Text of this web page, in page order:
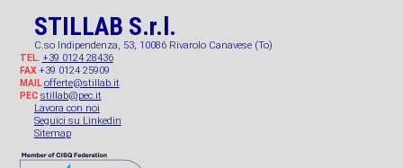
STILLAB S.r.l.
C.so Indipendenza, 53, 10086 Rivarolo Canavese (To)
TEL. +39 0124 28436
FAX+39 0124 25909
MAIL offerte@stillab.it
PEC stillab@pec.it
Lavora con noi
Seguici su Linkedin
Sitemap